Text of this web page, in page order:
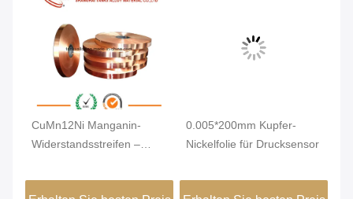
CuMn12Ni Manganin-
Widerstandsstreifen –
Legierungsfolie mit
0.005*200mm Kupfer-
Nickelfolie für Drucksensor